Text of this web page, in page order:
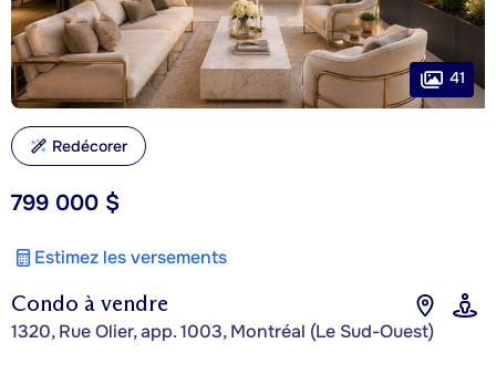
Condo à vendre
1320, Rue Olier, app. 1003, Montréal (Le Sud-Ouest)
799 000 $
Estimez les versements
41
Redécorer